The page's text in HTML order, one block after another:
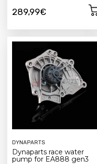
289,99€
DYNAPARTS
Dynaparts race water
pump for EA888 gen3